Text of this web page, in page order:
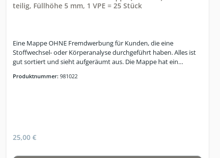
teilig, Füllhöhe 5 mm, 1 VPE = 25 Stück
Eine Mappe OHNE Fremdwerbung für Kunden, die eine
Stoffwechsel- oder Körperanalyse durchgeführt haben. Alles ist
gut sortiert und sieht aufgeräumt aus. Die Mappe hat ein
Produktnummer: 981022
25,00 €